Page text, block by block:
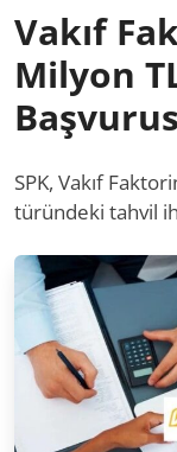
Vakıf
Milyon
SPK, Vakıf
türündeki tahvil